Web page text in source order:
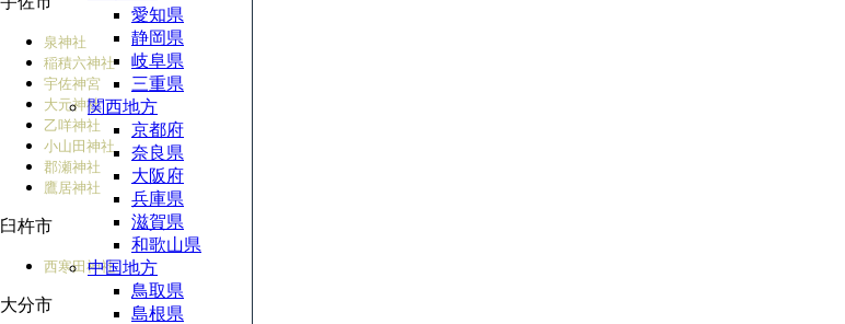
泉神社
稲積六神社
宇佐神宮
大元神社
乙咩神社
小山田神社
郡瀬神社
鷹居神社
臼杵市
西寒田神社
大分市
愛知県
静岡県
岐阜県
三重県
関西地方
京都府
奈良県
大阪府
兵庫県
滋賀県
和歌山県
中国地方
鳥取県
島根県